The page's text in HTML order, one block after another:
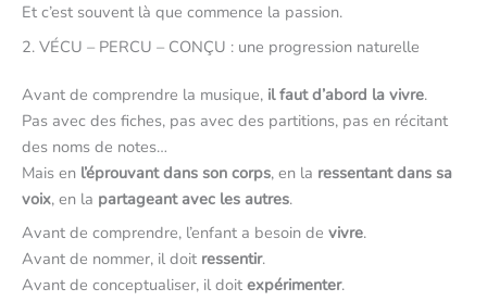
Et c’est souvent là que commence la passion.
2. VÉCU – PERCU – CONÇU : une progression naturelle
Avant de comprendre la musique, il faut d’abord la vivre.
Pas avec des fiches, pas avec des partitions, pas en récitant
des noms de notes…
Mais en l’éprouvant dans son corps, en la ressentant dans sa
voix, en la partageant avec les autres.
Avant de comprendre, l’enfant a besoin de vivre.
Avant de nommer, il doit ressentir.
Avant de conceptualiser, il doit expérimenter.